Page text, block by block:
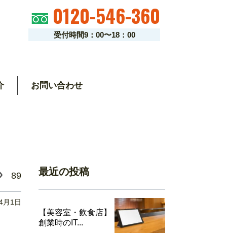
0120-546-360
受付時間9：00〜18：00
お問い合わせ
89
月1日
最近の投稿
【美容室・飲食店】
創業時のIT...